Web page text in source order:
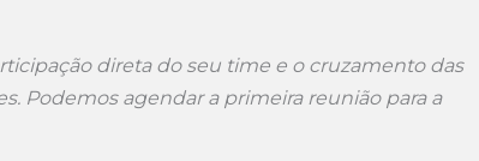
direta do seu time e o cruzamento das
Podemos agendar a primeira reunião para a